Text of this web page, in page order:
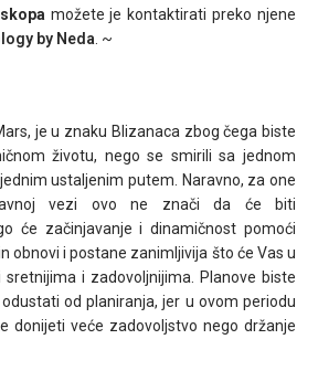
možete je kontaktirati preko njene
by Neda . ~
je u znaku Blizanaca zbog čega biste
životu, nego se smirili sa jednom
ustaljenim putem. Naravno, za one
vezi ovo ne znači da će biti
će začinjavanje i dinamičnost pomoći
obnovi i postane zanimljivija što će Vas u
i zadovoljnijima. Planove biste
od planiranja, jer u ovom periodu
donijeti veće zadovoljstvo nego držanje